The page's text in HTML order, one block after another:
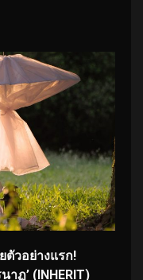
ตัวอย่างแรก!
ฏ’ (INHERIT)